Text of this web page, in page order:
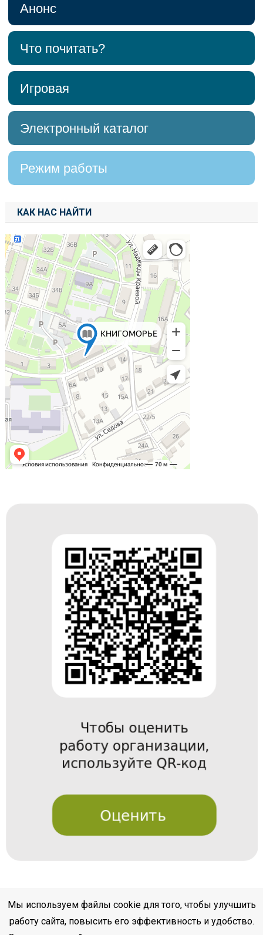
Анонс
Что почитать?
Игровая
Электронный каталог
Режим работы
КАК НАС НАЙТИ
Мы используем файлы cookie для того, чтобы улучшить
работу сайта, повысить его эффективность и удобство.